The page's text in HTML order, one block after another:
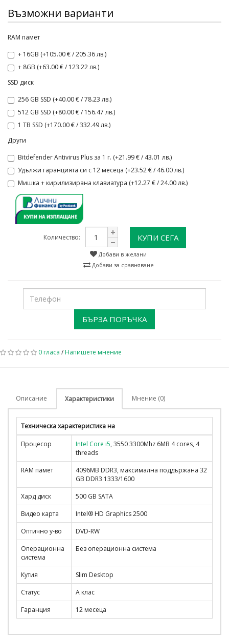
Възможни варианти
RAM памет
+ 16GB (+105.00 € / 205.36 лв.)
+ 8GB (+63.00 € / 123.22 лв.)
SSD диск
256 GB SSD (+40.00 € / 78.23 лв.)
512 GB SSD (+80.00 € / 156.47 лв.)
1 TB SSD (+170.00 € / 332.49 лв.)
Други
Bitdefender Antivirus Plus за 1 г. (+21.99 € / 43.01 лв.)
Удължи гаранцията си с 12 месеца (+23.52 € / 46.00 лв.)
Мишка + кирилизирана клавиатура (+12.27 € / 24.00 лв.)
Количество: КУПИ СЕГА
Добави в желани
Добави за сравняване
БЪРЗА ПОРЪЧКА
0 гласа /Напишете мнение
Описание Характеристики Мнение (0)
Техническа характеристика на
Процесор Intel Core i5, 3550 3300Mhz 6MB 4 cores, 4
threads
RAM памет
4096MB DDR3, максимална поддържана 32
GB DDR3 1333/1600
Хард диск
500 GB SATA
Видео карта
Intel® HD Graphics 2500
Оптично у-во
DVD-RW
Операционна
система
Без операционна система
Кутия
Slim Desktop
Статус
А клас
Гаранция
12 месеца